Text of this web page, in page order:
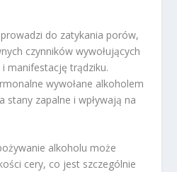
do zatykania porów,
czynników wywołujących
manifestację trądziku.
wywołane alkoholem
stany zapalne i wpływają na
alkoholu może
cery, co jest szczególnie